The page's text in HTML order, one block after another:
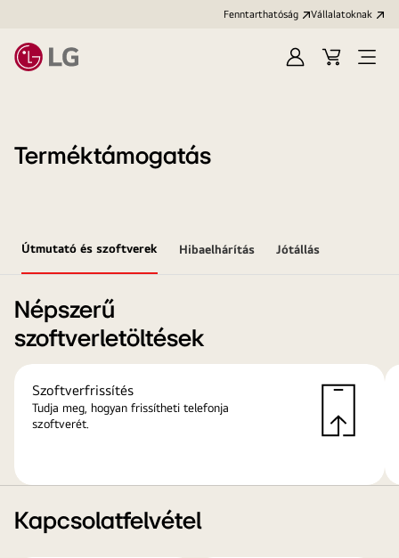
Fenntarthatóság Vállalatoknak
Bejelentkezés
KosárMenü
Terméktámogatás
Útmutató és szoftverek Hibaelhárítás Jótállás
Népszerű
szoftverletöltések
Szoftverfrissítés
Tudja meg, hogyan frissítheti telefonja
szoftverét.
Kapcsolatfelvétel